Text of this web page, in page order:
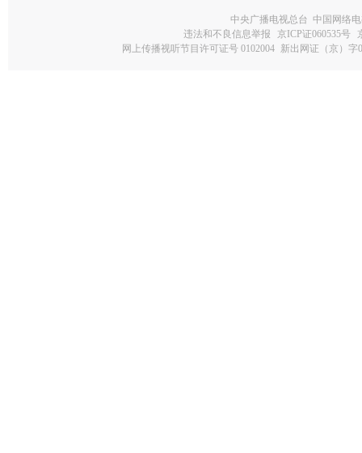
中央广播电视总台 中国网络
违法和不良信息举报
京ICP证060535号
网上传播视听节目许可证号 0102004 新出网证（京）